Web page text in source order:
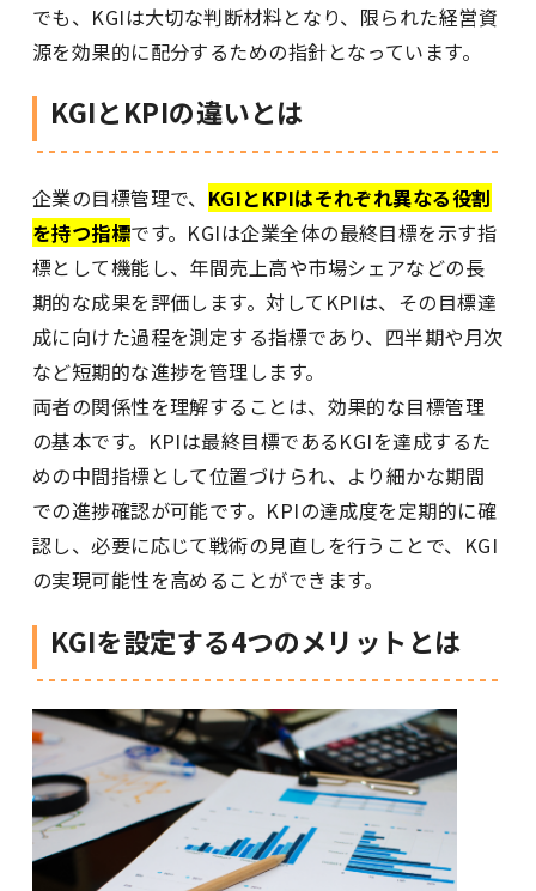
でも、KGIは大切な判断材料となり、限られた経営資
源を効果的に配分するための指針となっています。
KGIとKPIの違いとは
企業の目標管理で、 KGIとKPIはそれぞれ異なる役割
を持つ指標です。KGIは企業全体の最終目標を示す指
標として機能し、年間売上高や市場シェアなどの長
期的な成果を評価します。対してKPIは、その目標達
成に向けた過程を測定する指標であり、四半期や月次
など短期的な進捗を管理します。
両者の関係性を理解することは、効果的な目標管理
の基本です。KPIは最終目標であるKGIを達成するた
めの中間指標として位置づけられ、より細かな期間
での進捗確認が可能です。KPIの達成度を定期的に確
認し、必要に応じて戦術の見直しを行うことで、KGI
の実現可能性を高めることができます。
KGIを設定する4つのメリットとは